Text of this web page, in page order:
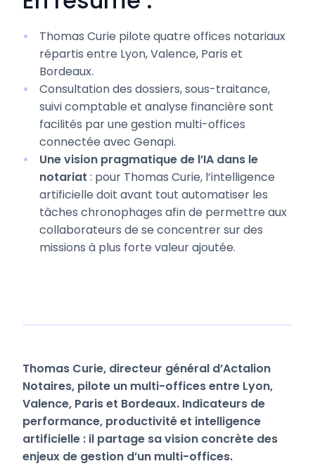
Thomas Curie pilote quatre offices notariaux
répartis entre Lyon, Valence, Paris et
Bordeaux.
Consultation des dossiers, sous-traitance,
suivi comptable et analyse financière sont
facilités par une gestion multi-offices
connectée avec Genapi.
Une vision pragmatique de l’IA dans le
notariat : pour Thomas Curie, l’intelligence
artificielle doit avant tout automatiser les
tâches chronophages afin de permettre aux
collaborateurs de se concentrer sur des
missions à plus forte valeur ajoutée.
Thomas Curie, directeur général d’Actalion
Notaires, pilote un multi-offices entre Lyon,
Valence, Paris et Bordeaux. Indicateurs de
performance, productivité et intelligence
artificielle : il partage sa vision concrète des
enjeux de gestion d’un multi-offices.